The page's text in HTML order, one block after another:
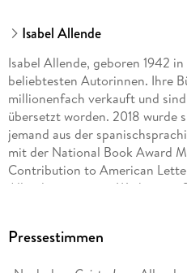
Isabel Allende
Isabel Allende, geboren 1942
beliebtesten Autorinnen. Ihre
millionenfach verkauft und
übersetzt worden. 2018 wurde
jemand aus der
mit der National Book Award
Contribution to American
Allendes gesamtes Werk ist im
Pressestimmen